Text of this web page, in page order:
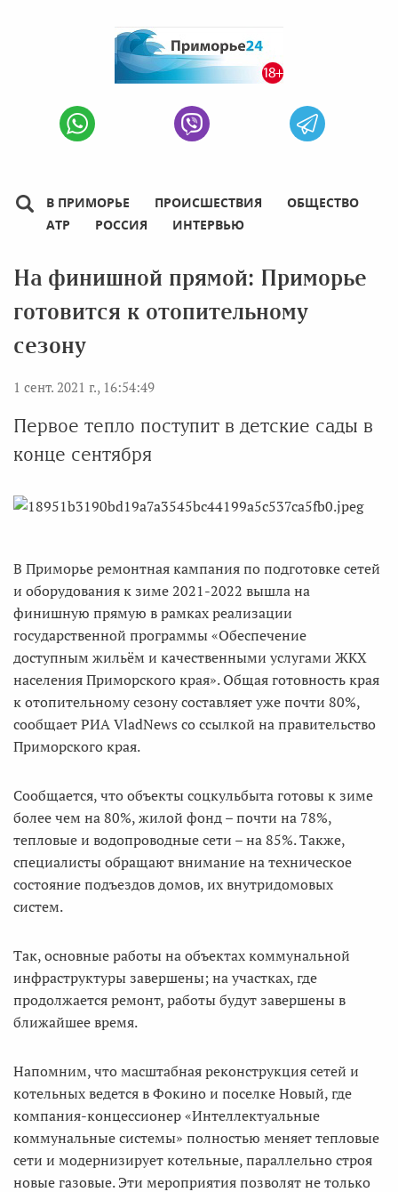
В ПРИМОРЬЕ ПРОИСШЕСТВИЯ
ОБЩЕСТВО
АТР
РОССИЯ ИНТЕРВЬЮ
На финишной прямой: Приморье
готовится к отопительному
сезону
1 сент. 2021 г., 16:54:49
Первое тепло поступит в детские сады в
конце сентября
В Приморье ремонтная кампания по подготовке сетей
и оборудования к зиме 2021-2022 вышла на
финишную прямую в рамках реализации
государственной программы «Обеспечение
доступным жильём и качественными услугами ЖКХ
населения Приморского края». Общая готовность края
к отопительному сезону составляет уже почти 80%,
сообщает РИА VladNews со ссылкой на правительство
Приморского края.
Сообщается, что объекты соцкульбыта готовы к зиме
более чем на 80%, жилой фонд – почти на 78%,
тепловые и водопроводные сети – на 85%. Также,
специалисты обращают внимание на техническое
состояние подъездов домов, их внутридомовых
систем.
Так, основные работы на объектах коммунальной
инфраструктуры завершены; на участках, где
продолжается ремонт, работы будут завершены в
ближайшее время.
Напомним, что масштабная реконструкция сетей и
котельных ведется в Фокино и поселке Новый, где
компания-концессионер «Интеллектуальные
коммунальные системы» полностью меняет тепловые
сети и модернизирует котельные, параллельно строя
новые газовые. Эти мероприятия позволят не только